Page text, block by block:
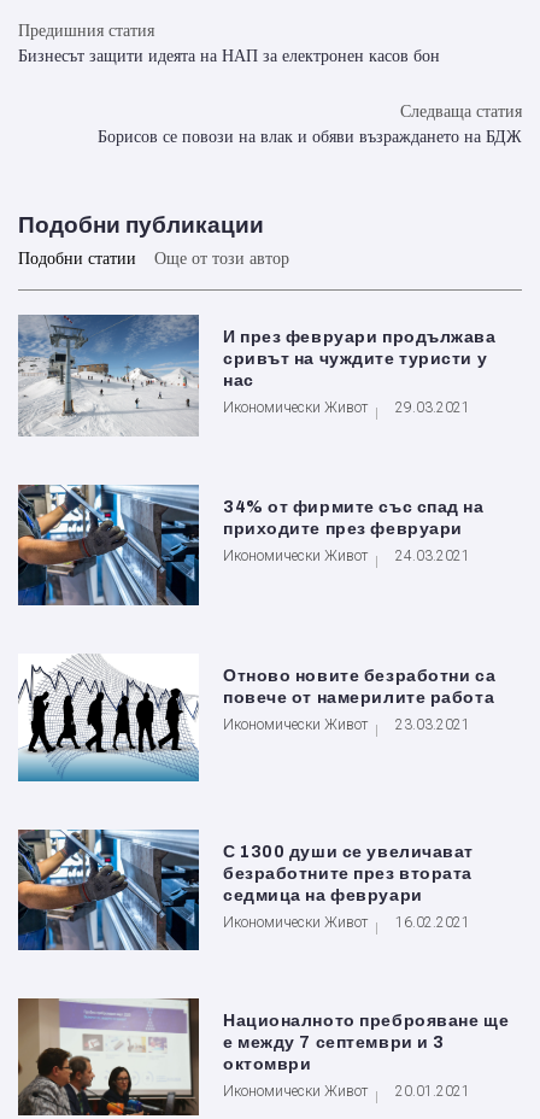
Предишния статия
Бизнесът защити идеята на НАП за електронен касов бон
Следваща статия
Борисов се повози на влак и обяви възраждането на БДЖ
Подобни публикации
Подобни статии Още от този автор
И през февруари продължава
сривът на чуждите туристи у
нас
Икономически Живот 29.03.2021
34% от фирмите със спад на
приходите през февруари
Икономически Живот 24.03.2021
Отново новите безработни са
повече от намерилите работа
Икономически Живот 23.03.2021
С 1300 души се увеличават
безработните през втората
седмица на февруари
Икономически Живот 16.02.2021
Националното преброяване ще
е между 7 септември и 3
октомври
Икономически Живот 20.01.2021